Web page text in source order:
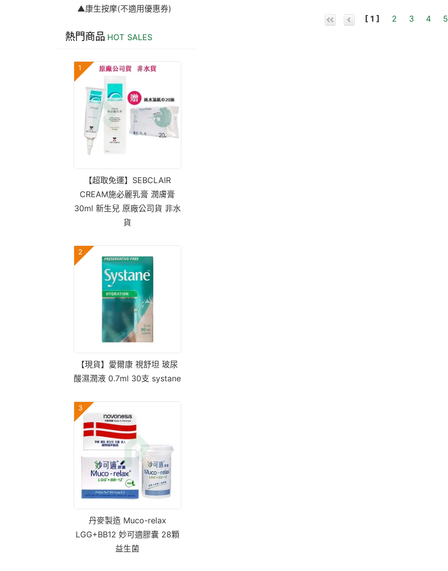
▲康生按摩(不適用優惠券)
熱門商品 HOT SALES
1
【超取免運】SEBCLAIR
CREAM施必麗乳膏 潤膚膏
30ml 新生兒 原廠公司貨 非水
貨
2
【現貨】愛爾康 視舒坦 玻尿
酸濕潤液 0.7ml 30支 systane
3
丹麥製造 Muco-relax
LGG+BB12 妙可適膠囊 28顆
益生菌
[ 1 ] 2 3 4 5